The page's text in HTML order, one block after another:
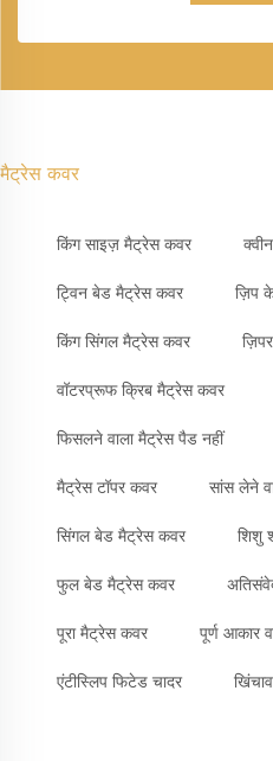
मैट्रेस कवर
किंग साइज़ मैट्रेस कवर
ट्विन बेड मैट्रेस कवर ज़िप
किंग सिंगल मैट्रेस कवर
वॉटरप्रूफ क्रिब मैट्रेस कवर
फिसलने वाला मैट्रेस पैड नहीं
मैट्रेस टॉपर कवर सांस लेने
सिंगल बेड मैट्रेस कवर शिशु
फुल बेड मैट्रेस कवर
पूरा मैट्रेस कवर पूर्ण आकार
एंटीस्लिप फिटेड चादर